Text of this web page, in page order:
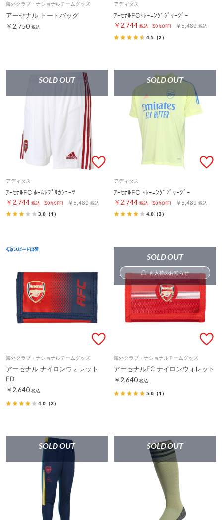
海外クラブ・ナショナルチームグッズ
アーセナル トートバッグ
￥2,750 税込
アディダス
ｱｰｾﾅﾙFCﾄﾚｰﾆﾝｸﾞｼﾞｬｰｼﾞｰ
￥2,744 税込 (50%OFF) ￥5,489 税込
4.5 （2）
SOLD OUT
アディダス
ｱｰｾﾅﾙFC ﾎｰﾑﾚﾌﾟﾘｶｼｮｰﾂ
￥2,744 税込 (50%OFF) ￥5,489 税込
3.0 （1）
SOLD OUT
アディダス
ｱｰｾﾅﾙFC ﾄﾚｰﾆﾝｸﾞｼﾞｬｰｼﾞｰ
￥2,744 税込 (50%OFF) ￥5,489 税込
4.0 （3）
海外クラブ・ナショナルチームグッズ
アーセナル ナイロンウォレット
FD
￥2,640 税込
4.0 （2）
SOLD OUT
再入荷のお知らせ
海外クラブ・ナショナルチームグッズ
アーセナルFC ナイロンウォレット
￥2,640 税込
5.0 （1）
SOLD OUT SOLD OUT